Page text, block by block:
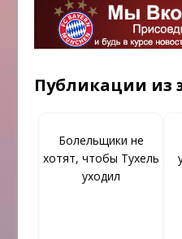
Публикации из
Болельщики не
хотят, чтобы Тухель
уходил